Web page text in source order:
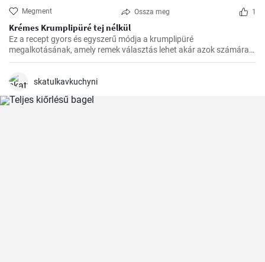
Megment Ossza meg 1
Krémes Krumplipüré tej nélkül
Ez a recept gyors és egyszerű módja a krumplipüré
megalkotásának, amely remek választás lehet akár azok számára
is, akik tejmentes étrendet követnek. Egyszerű, de lenyűgöző, és az
skatulkavkuchyni